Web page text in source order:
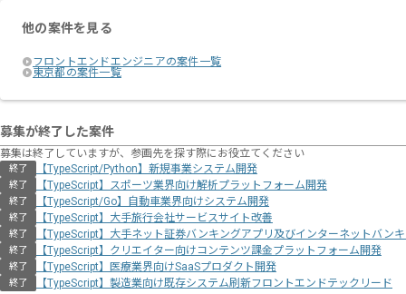
他の案件を見る
フロントエンドエンジニアの案件一覧
東京都の案件一覧
募集が終了した案件
募集は終了していますが、参画先を探す際にお役立てください
終了 【TypeScript/Python】新規事業システム開発
終了 【TypeScript】スポーツ業界向け解析プラットフォーム開発
終了 【TypeScript/Go】自動車業界向けシステム開発
終了 【TypeScript】大手旅行会社サービスサイト改善
終了 【TypeScript】大手ネット証券バンキングアプリ及びインターネットバン
終了 【TypeScript】クリエイター向けコンテンツ課金プラットフォーム開発
終了 【TypeScript】医療業界向けSaaSプロダクト開発
終了
【TypeScript】製造業向け既存システム刷新フロントエンドテックリード